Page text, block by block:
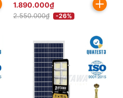
1.890.000₫
2.550.000₫ -26%